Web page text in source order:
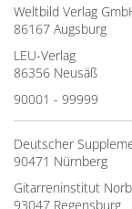
Weltbild Verlag
86167 Augsburg
LEU-Verlag
86356 Neusäß
90001 - 99999
Deutscher
90471 Nürnberg
Gitarreninstitut
93047 Regensburg